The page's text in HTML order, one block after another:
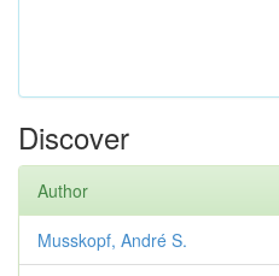
Discover
Author
Musskopf, André S.